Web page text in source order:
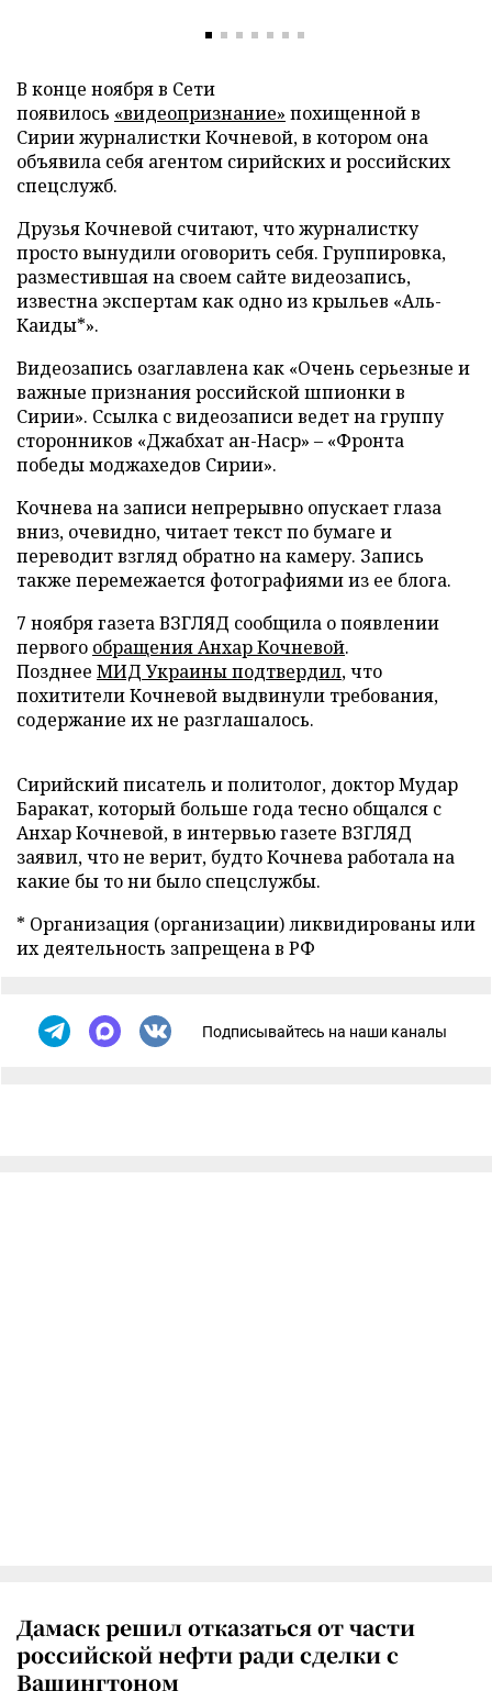
В конце ноября в Сети
появилось «видеопризнание» похищенной в
Сирии журналистки Кочневой, в котором она
объявила себя агентом сирийских и российских
спецслужб.
Друзья Кочневой считают, что журналистку
просто вынудили оговорить себя. Группировка,
разместившая на своем сайте видеозапись,
известна экспертам как одно из крыльев «Аль-
Каиды*».
Видеозапись озаглавлена как «Очень серьезные и
важные признания российской шпионки в
Сирии». Ссылка с видеозаписи ведет на группу
сторонников «Джабхат ан-Наср» – «Фронта
победы моджахедов Сирии».
Кочнева на записи непрерывно опускает глаза
вниз, очевидно, читает текст по бумаге и
переводит взгляд обратно на камеру. Запись
также перемежается фотографиями из ее блога.
7 ноября газета ВЗГЛЯД сообщила о появлении
первого обращения Анхар Кочневой.
Позднее МИД Украины подтвердил, что
похитители Кочневой выдвинули требования,
содержание их не разглашалось.
Сирийский писатель и политолог, доктор Мудар
Баракат, который больше года тесно общался с
Анхар Кочневой, в интервью газете ВЗГЛЯД
заявил, что не верит, будто Кочнева работала на
какие бы то ни было спецслужбы.
* Организация (организации) ликвидированы или
их деятельность запрещена в РФ
Подписывайтесь на наши каналы
Дамаск решил отказаться от части
российской нефти ради сделки с
Вашингтоном